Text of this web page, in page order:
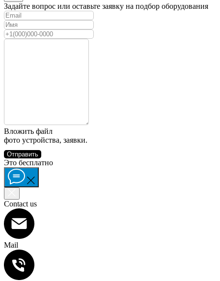
Задайте вопрос или оставьте заявку на подбор оборудования
Вложить файл
фото устройства, заявки.
Отправить
Это бесплатно
Contact us
Mail